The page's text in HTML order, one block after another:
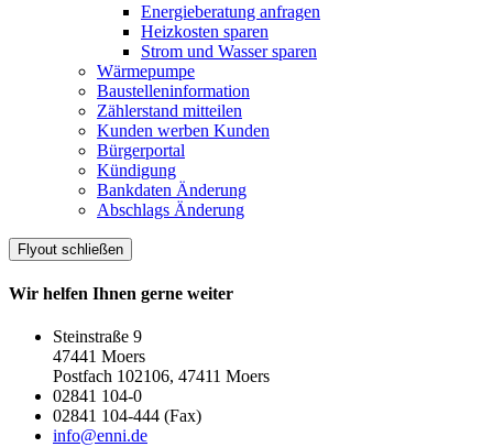
Energieberatung anfragen
Heizkosten sparen
Strom und Wasser sparen
Wärmepumpe
Baustelleninformation
Zählerstand mitteilen
Kunden werben Kunden
Bürgerportal
Kündigung
Bankdaten Änderung
Abschlags Änderung
Flyout schließen
Wir helfen Ihnen gerne weiter
Steinstraße 9
47441 Moers
Postfach 102106, 47411 Moers
02841 104-0
02841 104-444 (Fax)
info@enni.de